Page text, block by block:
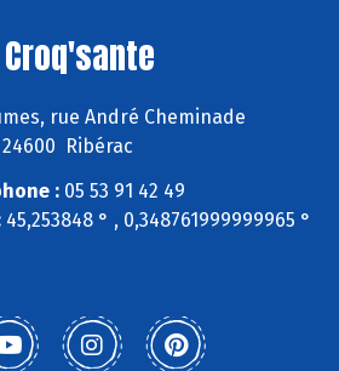
Croq'sante
rue André Cheminade
24600 Ribérac
:05 53 91 42 49
45,253848 ° , 0,348761999999965 °